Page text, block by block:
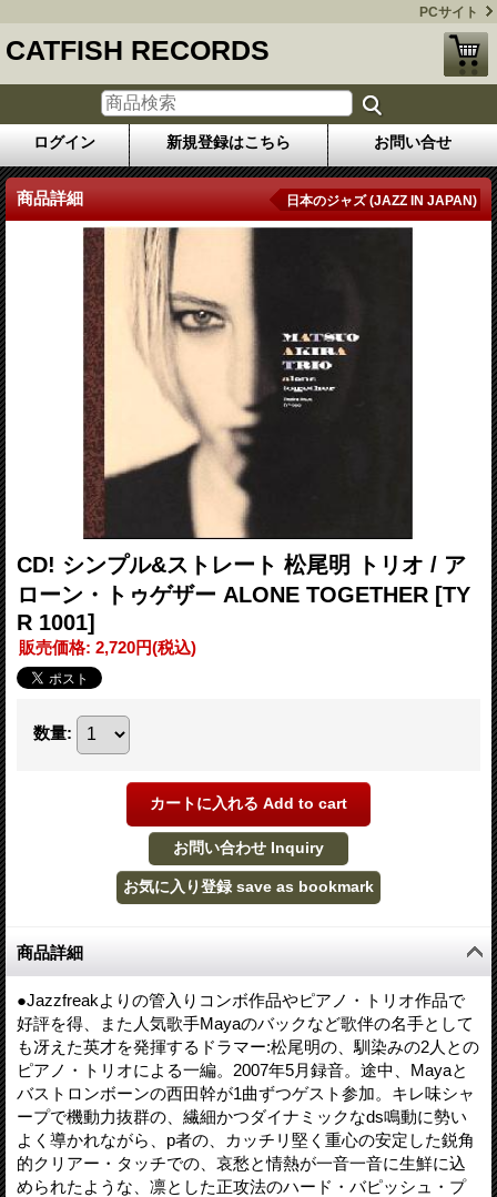
PCサイト
CATFISH RECORDS
ログイン 新規登録はこちら お問い合せ
商品詳細 日本のジャズ (JAZZ IN JAPAN)
CD! シンプル&ストレート 松尾明 トリオ / ア
ローン・トゥゲザー ALONE TOGETHER [TY
R 1001]
販売価格: 2,720円(税込)
数量:
商品詳細
●Jazzfreakよりの管入りコンボ作品やピアノ・トリオ作品で
好評を得、また人気歌手Mayaのバックなど歌伴の名手として
も冴えた英才を発揮するドラマー:松尾明の、馴染みの2人との
ピアノ・トリオによる一編。2007年5月録音。途中、Mayaと
バストロンボーンの西田幹が1曲ずつゲスト参加。キレ味シャ
ープで機動力抜群の、繊細かつダイナミックなds鳴動に勢い
よく導かれながら、p者の、カッチリ堅く重心の安定した鋭角
的クリアー・タッチでの、哀愁と情熱が一音一音に生鮮に込
められたような、凛とした正攻法のハード・バピッシュ・プ